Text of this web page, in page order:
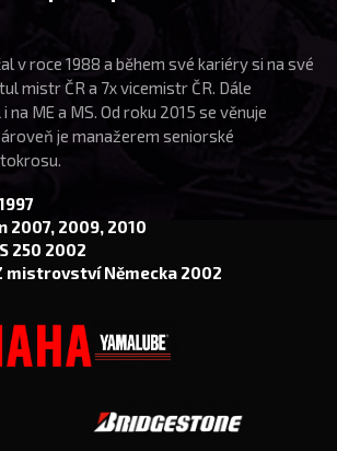
v roce 1988 a během své kariéry si na své
mistr ČR a 7x vicemistr ČR. Dále
ME a MS. Od roku 2015 se věnuje
je manažerem seniorské
2007, 2009, 2010
250 2002
mistrovství Německa 2002